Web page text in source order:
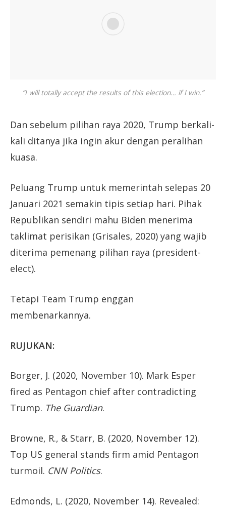
“I will totally accept the results of this election… if I win.”
Dan sebelum pilihan raya 2020, Trump berkali-
kali ditanya jika ingin akur dengan peralihan
kuasa.
Peluang Trump untuk memerintah selepas 20
Januari 2021 semakin tipis setiap hari. Pihak
Republikan sendiri mahu Biden menerima
taklimat perisikan (Grisales, 2020) yang wajib
diterima pemenang pilihan raya (president-
elect).
Tetapi Team Trump enggan
membenarkannya.
RUJUKAN:
Borger, J. (2020, November 10). Mark Esper
fired as Pentagon chief after contradicting
Trump. The Guardian.
Browne, R., & Starr, B. (2020, November 12).
Top US general stands firm amid Pentagon
turmoil. CNN Politics.
Edmonds, L. (2020, November 14). Revealed: